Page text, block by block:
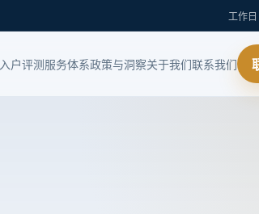
工作
入户评测 服务体系政策与洞察关于我们联系我们